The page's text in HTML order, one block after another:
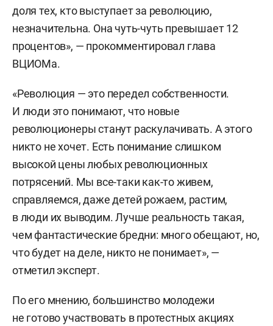
доля тех, кто выступает за революцию,
незначительна. Она чуть-чуть превышает 12
процентов», — прокомментировал глава
ВЦИОМа.
«Революция — это передел собственности.
И люди это понимают, что новые
революционеры станут раскулачивать. А этого
никто не хочет. Есть понимание слишком
высокой цены любых революционных
потрясений. Мы все-таки как-то живем,
справляемся, даже детей рожаем, растим,
в люди их выводим. Лучше реальность такая,
чем фантастические бредни: много обещают, но,
что будет на деле, никто не понимает», —
отметил эксперт.
По его мнению, большинство молодежи
не готово участвовать в протестных акциях